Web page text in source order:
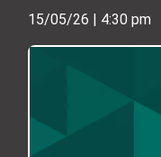
15/05/26 | 4:30 pm